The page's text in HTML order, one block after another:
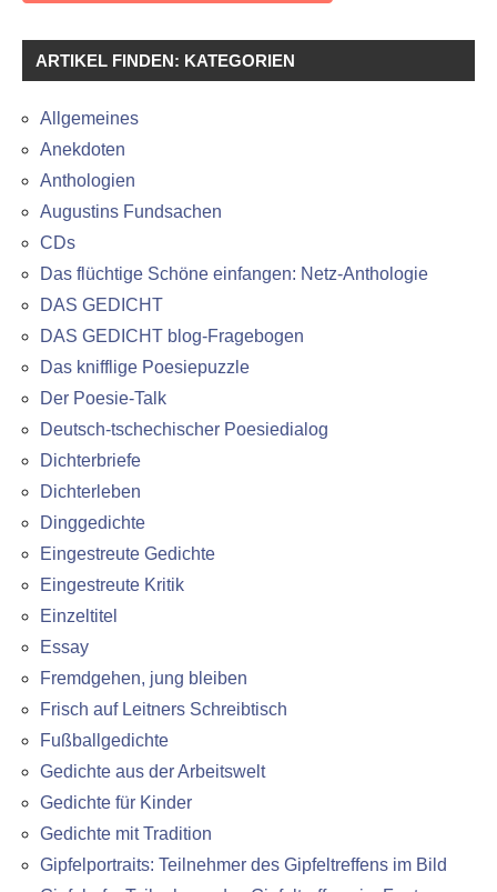
ARTIKEL FINDEN: KATEGORIEN
Allgemeines
Anekdoten
Anthologien
Augustins Fundsachen
CDs
Das flüchtige Schöne einfangen: Netz-Anthologie
DAS GEDICHT
DAS GEDICHT blog-Fragebogen
Das knifflige Poesiepuzzle
Der Poesie-Talk
Deutsch-tschechischer Poesiedialog
Dichterbriefe
Dichterleben
Dinggedichte
Eingestreute Gedichte
Eingestreute Kritik
Einzeltitel
Essay
Fremdgehen, jung bleiben
Frisch auf Leitners Schreibtisch
Fußballgedichte
Gedichte aus der Arbeitswelt
Gedichte für Kinder
Gedichte mit Tradition
Gipfelportraits: Teilnehmer des Gipfeltreffens im Bild